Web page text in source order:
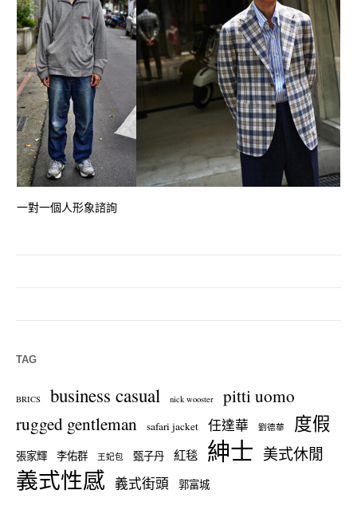
一對一個人形象諮詢
TAG
BRICS business casual nick wooster
pitti uomo
rugged gentleman
safari jacket 任達華 劉德華 度假
張家輝 李佑群 王妃包 甄子丹 紅毯 紳士 美式休閒
義式性感 義式街頭 郭富城